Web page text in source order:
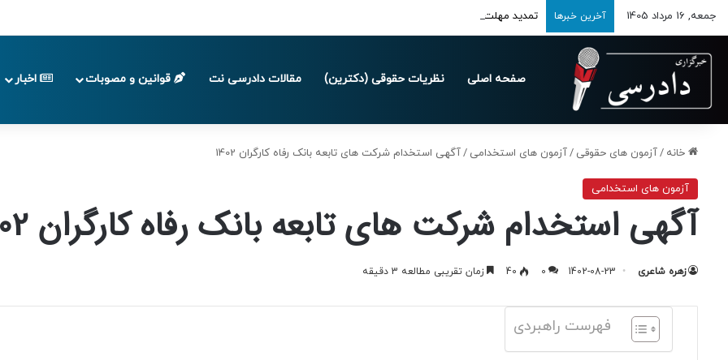
جمعه, 16 مرداد 1405 آخرین خبرها تمدید مهلت ارسال اظهارنامه‌های مالیاتی تا پایان تابستان 1405
صفحه اصلی نظریات حقوقی (دکترین) مقالات دادرسی نت قوانین و مصوبات اخبار
خانه /آزمون های حقوقی /آزمون های استخدامی /آگهی استخدام شرکت های تابعه بانک رفاه کارگران 1402
آزمون های استخدامی
آگهی استخدام شرکت های تابعه بانک رفاه کارگران 1402
زهره شاعری 1402-08-23
0
40 زمان تقریبی مطالعه 3 دقیقه
فهرست راهبردی